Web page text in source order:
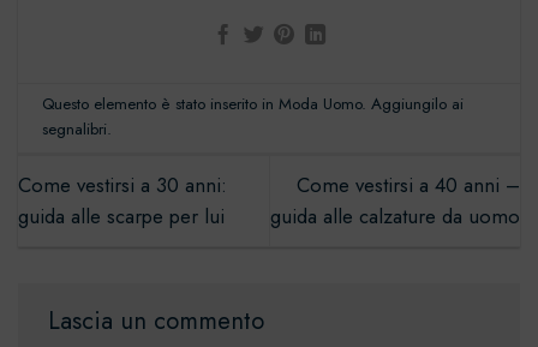
Questo elemento è stato inserito inModa Uomo. Aggiungilo ai
segnalibri.
Come vestirsi a 30 anni:
guida alle scarpe per lui
Come vestirsi a 40 anni –
guida alle calzature da uomo
Lascia un commento